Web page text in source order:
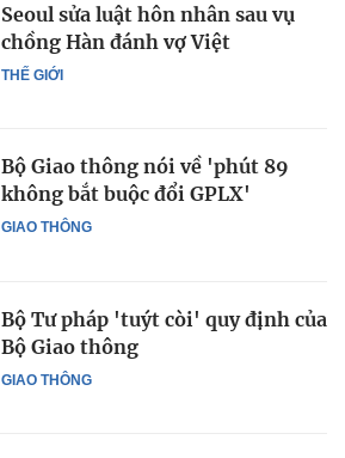
THẾ GIỚI
Seoul sửa luật hôn nhân sau vụ
chồng Hàn đánh vợ Việt
GIAO THÔNG
Bộ Giao thông nói về 'phút 89
không bắt buộc đổi GPLX'
GIAO THÔNG
Bộ Tư pháp 'tuýt còi' quy định của
Bộ Giao thông